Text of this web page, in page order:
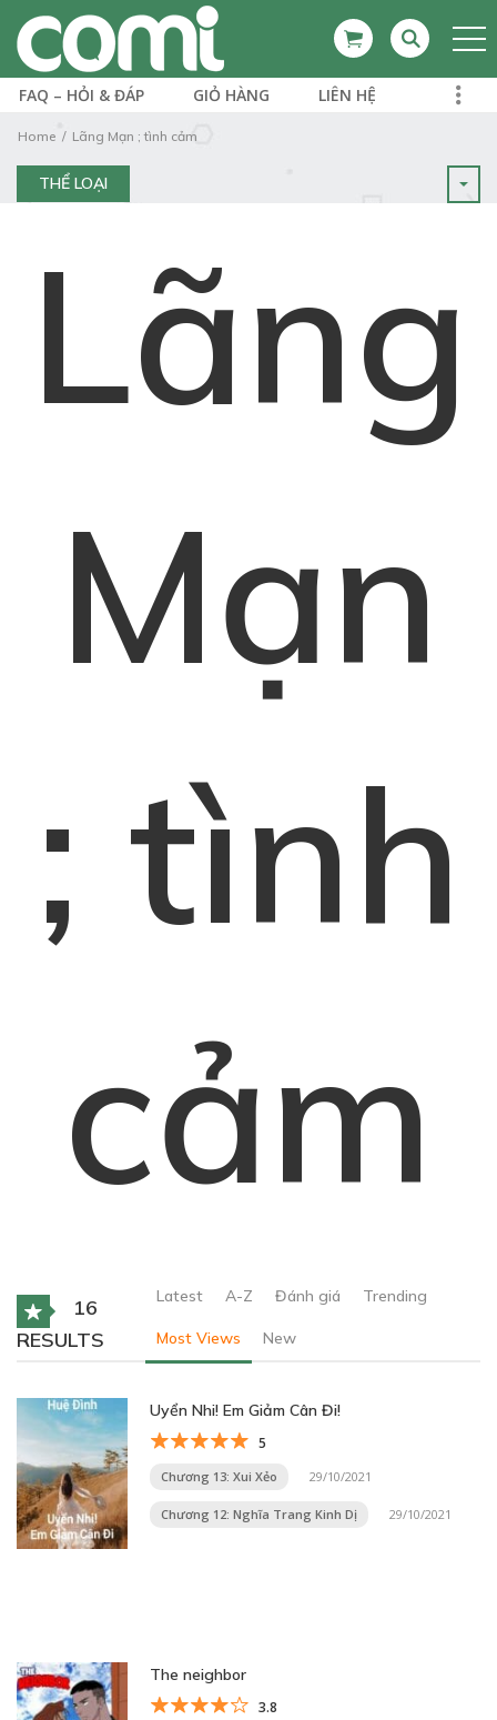
FAQ – HỎI & ĐÁP GIỎ HÀNG LIÊN HỆ
Home Lãng Mạn ; tình cảm
THỂ LOẠI
Lãng
Mạn
; tình
cảm
16
RESULTS
Latest A-Z Đánh giá Trending
Most Views New
Uyển Nhi! Em Giảm Cân Đi!
5
Chương 13: Xui Xẻo 29/10/2021
Chương 12: Nghĩa Trang Kinh Dị 29/10/2021
The neighbor
3.8